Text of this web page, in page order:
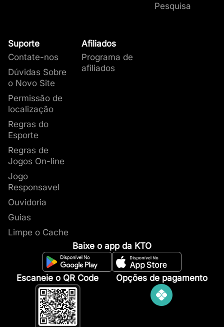
Pesquisa
Suporte
Contate-nos
Dúvidas Sobre
o Novo Site
Permissão de
localização
Regras do
Esporte
Regras de
Jogos On-line
Jogo
Responsavel
Ouvidoria
Guias
Limpe o Cache
Afiliados
Programa de
afiliados
Baixe o app da KTO
Escaneie o QR Code Opções de pagamento